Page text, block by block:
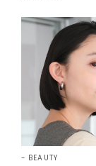
BEAUTY